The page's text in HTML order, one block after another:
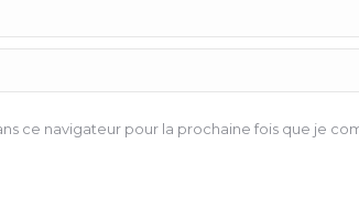
ce navigateur pour la prochaine fois que je